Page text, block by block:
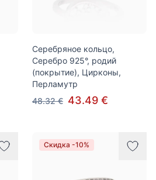
Серебряное кольцо,
Серебро 925°, родий
(покрытие), Цирконы,
Перламутр
48.32 € 43.49 €
Скидка -10%